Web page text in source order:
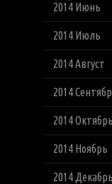
2014 Июнь
2014 Июль
2014 Август
2014
2014 Октябрь
2014 Ноябрь
2014 Декабрь